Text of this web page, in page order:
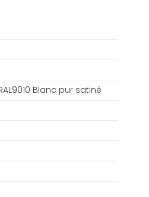
Blanc pur satiné